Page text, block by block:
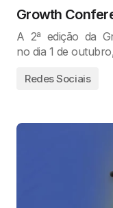
Growth
A 2ª edição da
no dia 1 de
Redes Sociais